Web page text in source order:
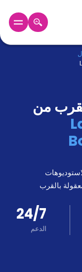
من
بالقرب
24/7
الدعم